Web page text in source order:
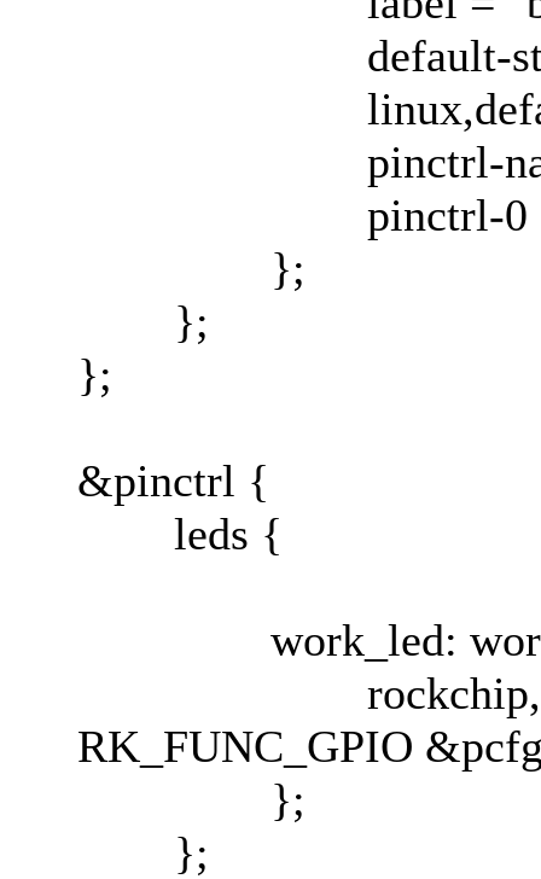
default-state
linux,default-
pinctrl-names
pinctrl-0 =
};
};
};
&pinctrl {
leds {
work_led:
rockchip,pins
RK_FUNC_GPIO
};
};